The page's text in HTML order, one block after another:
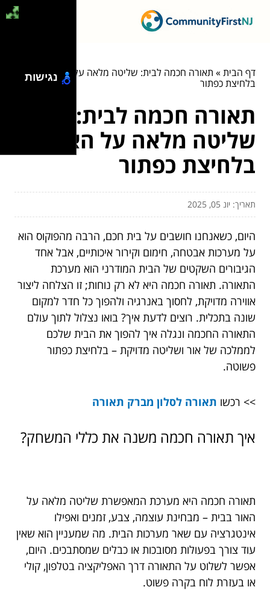
דף הבית» תאורה חכמה לבית: שליטה מלאה על האווירה
בלחיצת כפתור
תאורה חכמה לבית:
שליטה מלאה על האווירה
בלחיצת כפתור
תאריך: יונ 05, 2025
היום, כשאנחנו חושבים על בית חכם, הרבה מהפוקוס הוא
על מערכות אבטחה, חימום וקירור איכותיים, אבל אחד
הגיבורים השקטים של הבית המודרני הוא מערכת
התאורה. תאורה חכמה היא לא רק נוחות; זו הצלחה ליצור
אווירה מדויקת, לחסוך באנרגיה ולהפוך כל חדר למקום
שונה בתכלית. רוצים לדעת איך? בואו נצלול לתוך עולם
התאורה החכמה ונגלה איך להפוך את הבית שלכם
לממלכה של אור ושליטה מדויקת – בלחיצת כפתור
פשוטה.
>> רכשו תאורה לסלון מברק תאורה
איך תאורה חכמה משנה את כללי המשחק?
תאורה חכמה היא מערכת המאפשרת שליטה מלאה על
האור בבית – מבחינת עוצמה, צבע, זמנים ואפילו
אינטגרציה עם שאר מערכות הבית. מה שמעניין הוא שאין
עוד צורך בפעולות מסובכות או כבלים שמסתבכים. היום,
אפשר לשלוט על התאורה דרך האפליקציה בטלפון, קולי
או בעזרת לוח בקרה פשוט.
נגישות